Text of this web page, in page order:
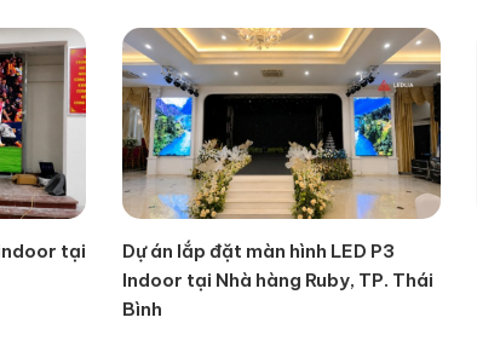
tại
Dự án lắp đặt màn hình LED P3
Indoor tại Nhà hàng Ruby, TP. Thái
Bình